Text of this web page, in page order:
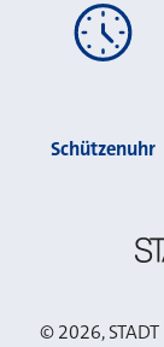
Schützenuhr
©2026,